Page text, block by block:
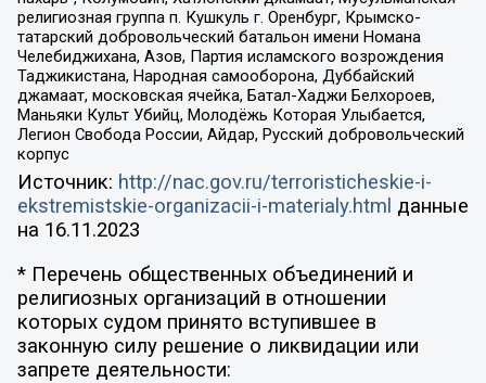
религиозная группа п. Кушкуль г. Оренбург, Крымско-
татарский добровольческий батальон имени Номана
Челебиджихана, Азов, Партия исламского возрождения
Таджикистана, Народная самооборона, Дуббайский
джамаат, московская ячейка, Батал-Хаджи Белхороев,
Маньяки Культ Убийц, Молодёжь Которая Улыбается,
Легион Свобода России, Айдар, Русский добровольческий
корпус
Источник: http://nac.gov.ru/terroristicheskie-i-
ekstremistskie-organizacii-i-materialy.html данные
на 16.11.2023
* Перечень общественных объединений и
религиозных организаций в отношении
которых судом принято вступившее в
законную силу решение о ликвидации или
запрете деятельности: